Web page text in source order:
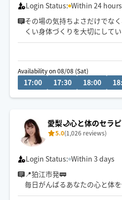
Login Status: Within 24 hours
その場の気持ちよさだけでな
くい身体づくりを大切にしてい
タイ式をベースに「ほぐす・
わせてお一人おひとりの状態
を丁寧に整えていきます。
Availability on 08/08 (Sat)
17:00 17:30 18:00
愛梨🌙心と体のセラピ
5.0(1,026 reviews)
Login Status: Within 3 days
📍狛江市発🚃
毎日がんばるあなたの心と体を
デスクワーク疲れ、首肩こり